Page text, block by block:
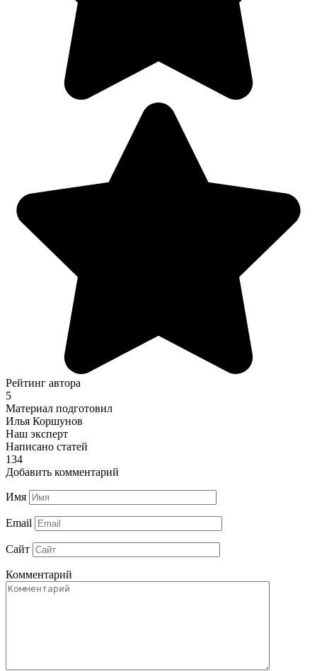
Рейтинг автора
5
Материал подготовил
Илья Коршунов
Наш эксперт
Написано статей
134
Добавить комментарий
Имя
Email
Сайт
Комментарий